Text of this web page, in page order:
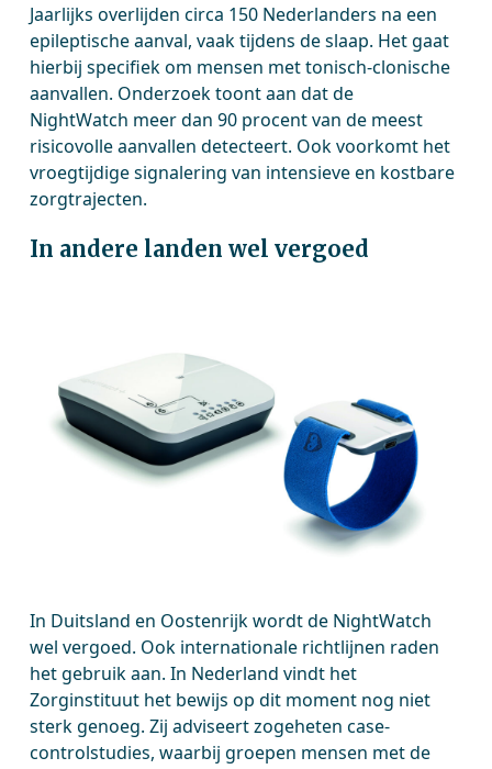
Jaarlijks overlijden circa 150 Nederlanders na een
epileptische aanval, vaak tijdens de slaap. Het gaat
hierbij specifiek om mensen met tonisch-clonische
aanvallen. Onderzoek toont aan dat de
NightWatch meer dan 90 procent van de meest
risicovolle aanvallen detecteert. Ook voorkomt het
vroegtijdige signalering van intensieve en kostbare
zorgtrajecten.
In andere landen wel vergoed
In Duitsland en Oostenrijk wordt de NightWatch
wel vergoed. Ook internationale richtlijnen raden
het gebruik aan. In Nederland vindt het
Zorginstituut het bewijs op dit moment nog niet
sterk genoeg. Zij adviseert zogeheten case-
controlstudies, waarbij groepen mensen met de